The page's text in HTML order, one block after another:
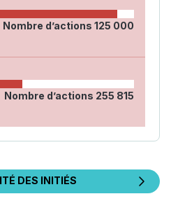
Nombre d’actions 125 000
Nombre d’actions 255 815
DES INITIÉS